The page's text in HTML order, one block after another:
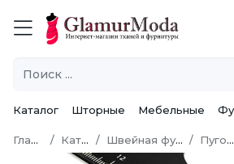
Каталог Шторные Мебельные
Главная Каталог Швейная фурнитура Пуговицы